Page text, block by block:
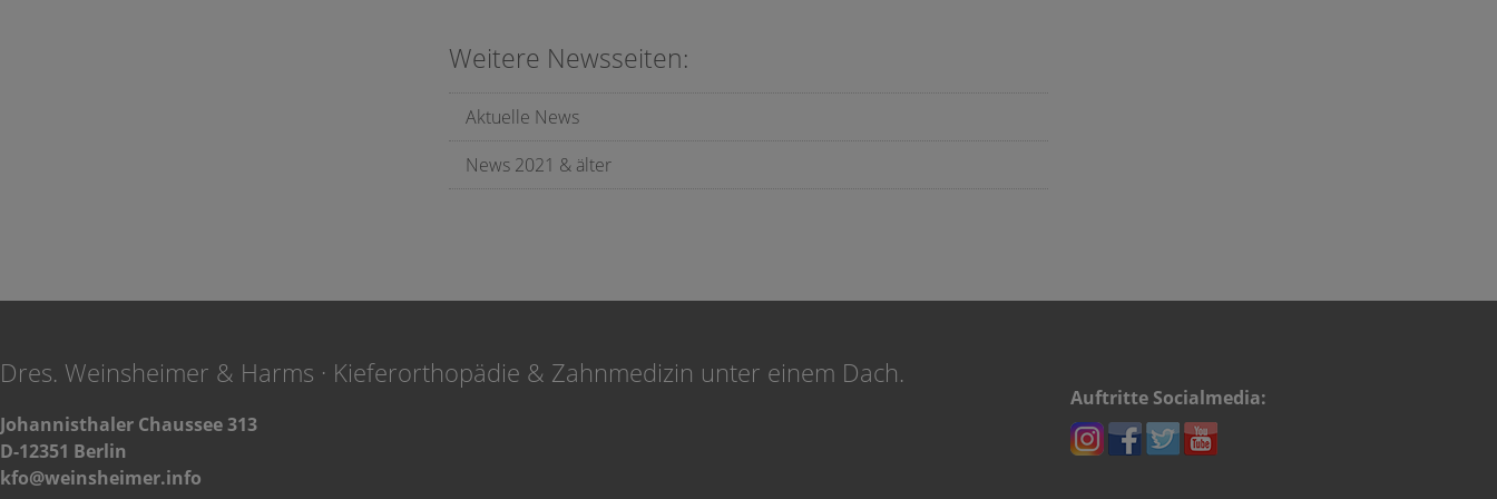
Weitere Newsseiten:
Aktuelle News
News 2021 & älter
Dres. Weinsheimer & Harms · Kieferorthopädie & Zahnmedizin unter einem Dach.
Johannisthaler Chaussee 313
D-12351 Berlin
kfo@weinsheimer.info
Auftritte Socialmedia: